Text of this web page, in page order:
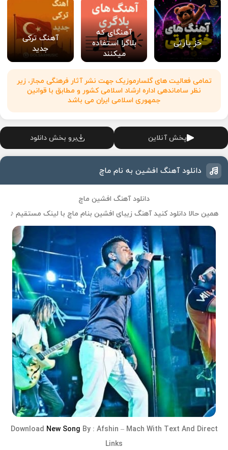
خز پارتی
آهنگای که
بلاگرا استفاده
میکنند
آهنگ ترکی
جدید
تمامی فعالیت های گلسارموزیک جهت نشر آثار فرهنگی مجاز، زیر
نظر ساماندهی اداره ارشاد اسلامی کشور و مطابق با قوانین
جمهوری اسلامی ایران می باشد
پخش آنلاین برو بخش دانلود
دانلود آهنگ افشین به نام ماچ
دانلود آهنگ افشین ماچ
همین حالا دانلود کنید آهنگ زیبای افشین بنام ماچ با لینک مستقیم ♪
Download New Song By : Afshin – Mach With Text And Direct
Links